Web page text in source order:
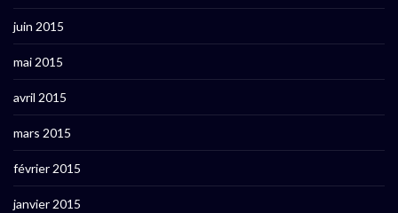
juin 2015
mai 2015
avril 2015
mars 2015
février 2015
janvier 2015